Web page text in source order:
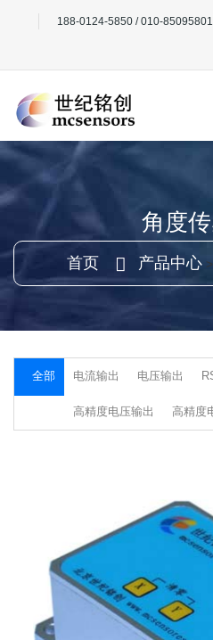
188-0124-5850 / 010-85095801
角度
首页 产品中心 >
全部 电流输出 电压输出
高精度电压输出 高精度